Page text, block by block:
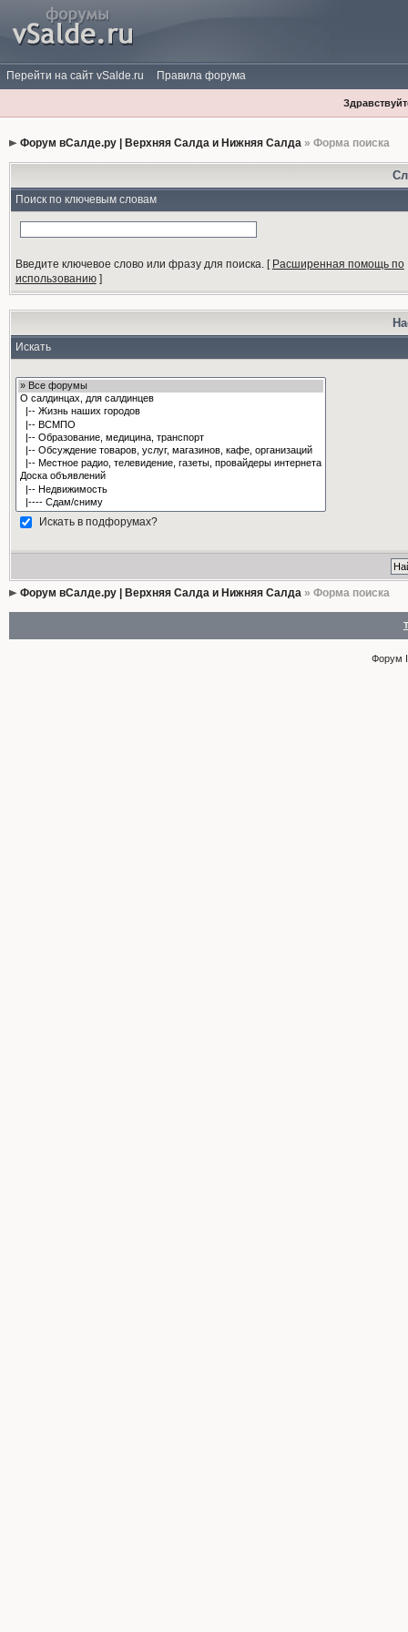
Перейти на сайт vSalde.ru Правила форума
Форум вСалде.ру | Верхняя Салда и Нижняя Салда» Форма поиска
Поиск по ключевым словам
Введите ключевое слово или фразу для поиска.[ Расширенная помощь по
использованию]
Искать
Искать в подфорумах?
Форум вСалде.ру | Верхняя Салда и Нижняя Салда» Форма поиска
Форум